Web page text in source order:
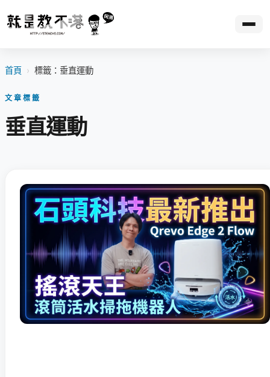
首頁 › 標籤：垂直運動
文章標籤
垂直運動